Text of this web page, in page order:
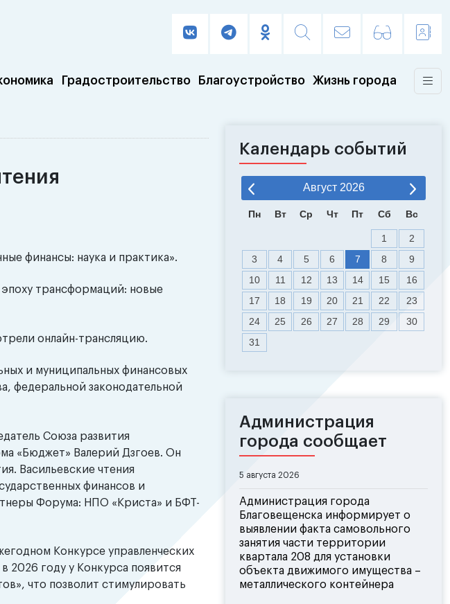
Градостроительство Благоустройство Жизнь города
финансы: наука и практика».
трансформаций: новые
онлайн-трансляцию.
и муниципальных финансовых
федеральной законодательной
Союза развития
«Бюджет» Валерий Дзгоев. Он
Васильевские чтения
финансов и
Форума: НПО «Криста» и БФТ-
Конкурсе управленческих
2026 году у Конкурса появится
что позволит стимулировать
Календарь событий
Август 2026
Пн Вт Ср Чт Пт Сб Вс
1
2
3
4 5 6 7 8
9
10
11 12 13 14 15
16
17
18 19 20 21 22
23
24
25 26 27 28 29
30
31
Администрация
города сообщает
5 августа 2026
Администрация города
Благовещенска информирует о
выявлении факта самовольного
занятия части территории
квартала 208 для установки
объекта движимого имущества –
металлического контейнера